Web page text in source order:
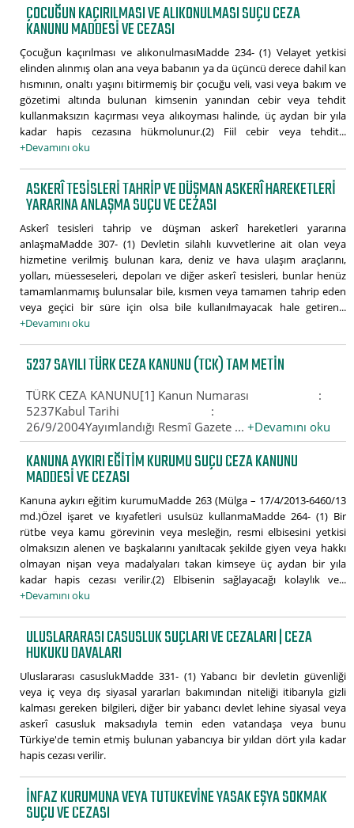
ÇOCUĞUN KAÇIRILMASI VE ALIKONULMASI SUÇU CEZA
KANUNU MADDESI VE CEZASI
Çocuğun kaçırılması ve alıkonulmasıMadde 234- (1) Velayet yetkisi
elinden alınmış olan ana veya babanın ya da üçüncü derece dahil kan
hısmının, onaltı yaşını bitirmemiş bir çocuğu veli, vasi veya bakım ve
gözetimi altında bulunan kimsenin yanından cebir veya tehdit
kullanmaksızın kaçırması veya alıkoyması halinde, üç aydan bir yıla
kadar hapis cezasına hükmolunur.(2) Fiil cebir veya tehdit...
+Devamını oku
ASKERÎ TESISLERI TAHRIP VE DÜŞMAN ASKERÎ HAREKETLERI
YARARINA ANLAŞMA SUÇU VE CEZASI
Askerî tesisleri tahrip ve düşman askerî hareketleri yararına
anlaşmaMadde 307- (1) Devletin silahlı kuvvetlerine ait olan veya
hizmetine verilmiş bulunan kara, deniz ve hava ulaşım araçlarını,
yolları, müesseseleri, depoları ve diğer askerî tesisleri, bunlar henüz
tamamlanmamış bulunsalar bile, kısmen veya tamamen tahrip eden
veya geçici bir süre için olsa bile kullanılmayacak hale getiren...
+Devamını oku
5237 SAYILI TÜRK CEZA KANUNU (TCK) TAM METIN
TÜRK CEZA KANUNU[1] Kanun Numarası :
5237Kabul Tarihi :
26/9/2004Yayımlandığı Resmî Gazete ...+Devamını oku
KANUNA AYKIRI EĞITIM KURUMU SUÇU CEZA KANUNU
MADDESI VE CEZASI
Kanuna aykırı eğitim kurumuMadde 263 (Mülga – 17/4/2013-6460/13
md.)Özel işaret ve kıyafetleri usulsüz kullanmaMadde 264- (1) Bir
rütbe veya kamu görevinin veya mesleğin, resmi elbisesini yetkisi
olmaksızın alenen ve başkalarını yanıltacak şekilde giyen veya hakkı
olmayan nişan veya madalyaları takan kimseye üç aydan bir yıla
kadar hapis cezası verilir.(2) Elbisenin sağlayacağı kolaylık ve...
+Devamını oku
ULUSLARARASI CASUSLUK SUÇLARI VE CEZALARI | CEZA
HUKUKU DAVALARI
Uluslararası casuslukMadde 331- (1) Yabancı bir devletin güvenliği
veya iç veya dış siyasal yararları bakımından niteliği itibarıyla gizli
kalması gereken bilgileri, diğer bir yabancı devlet lehine siyasal veya
askerî casusluk maksadıyla temin eden vatandaşa veya bunu
Türkiye'de temin etmiş bulunan yabancıya bir yıldan dört yıla kadar
hapis cezası verilir.
İNFAZ KURUMUNA VEYA TUTUKEVINE YASAK EŞYA SOKMAK
SUÇU VE CEZASI